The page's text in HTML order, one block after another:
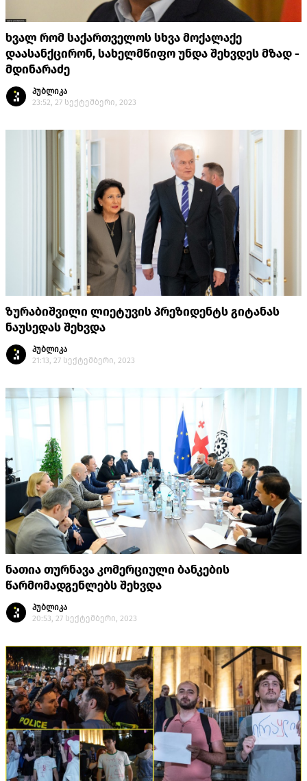
ხვალ რომ საქართველოს სხვა მოქალაქე
დაასანქცირონ, სახელმწიფო უნდა შეხვდეს მზად -
მდინარაძე
პუბლიკა
23:52, 27 სექტემბერი, 2023
ზურაბიშვილი ლიეტუვის პრეზიდენტს გიტანას
ნაუსედას შეხვდა
პუბლიკა
21:13, 27 სექტემბერი, 2023
ნათია თურნავა კომერციული ბანკების
წარმომადგენლებს შეხვდა
პუბლიკა
20:53, 27 სექტემბერი, 2023